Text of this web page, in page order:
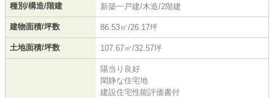
種別/構造/階建 新築一戸建/木造/2階建
建物面積/坪数 86.53㎡/26.17坪
土地面積/坪数 107.67㎡/32.57坪
陽当り良好
閑静な住宅地
建設住宅性能評価書付